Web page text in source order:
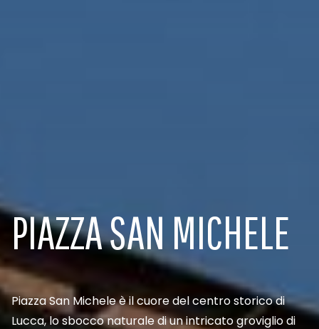
PIAZZA SAN MICHELE
Piazza San Michele è il cuore del centro storico di
Lucca, lo sbocco naturale di un intricato groviglio di